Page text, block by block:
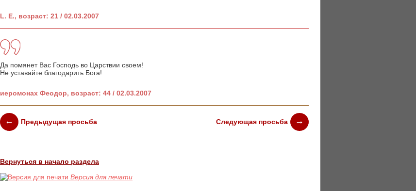
L. E., возраст: 21 / 02.03.2007
Да помянет Вас Господь во Царствии своем!
Не уставайте благодарить Бога!
иеромонах Феодор, возраст: 44 / 02.03.2007
Предыдущая просьба Следующая просьба
Вернуться в начало раздела
Версия для печати